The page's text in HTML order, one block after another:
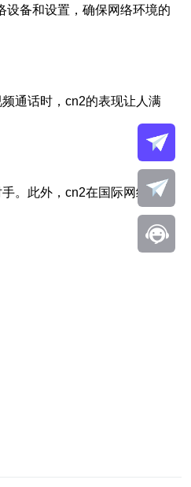
设备和设置，确保网络环境的
通话时，cn2的表现让人满
。此外，cn2在国际网络连接